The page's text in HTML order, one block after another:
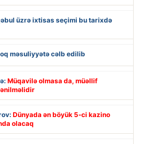
üzrə ixtisas seçimi bu tarixdə
məsuliyyətə cəlb edilib
Müqavilə olmasa da, müəllif
Dünyada ən böyük 5-ci kazino
olacaq